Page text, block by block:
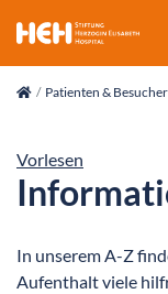
Patienten & Besucher
Vorlesen
In unserem A-Z
Aufenthalt viele